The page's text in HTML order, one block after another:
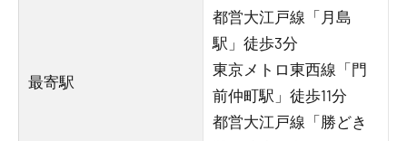
最寄駅
都営大江戸線「月島
駅」徒歩3分
東京メトロ東西線「門
前仲町駅」徒歩11分
都営大江戸線「勝どき